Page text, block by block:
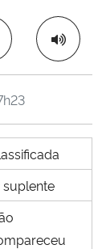
para área
suplente